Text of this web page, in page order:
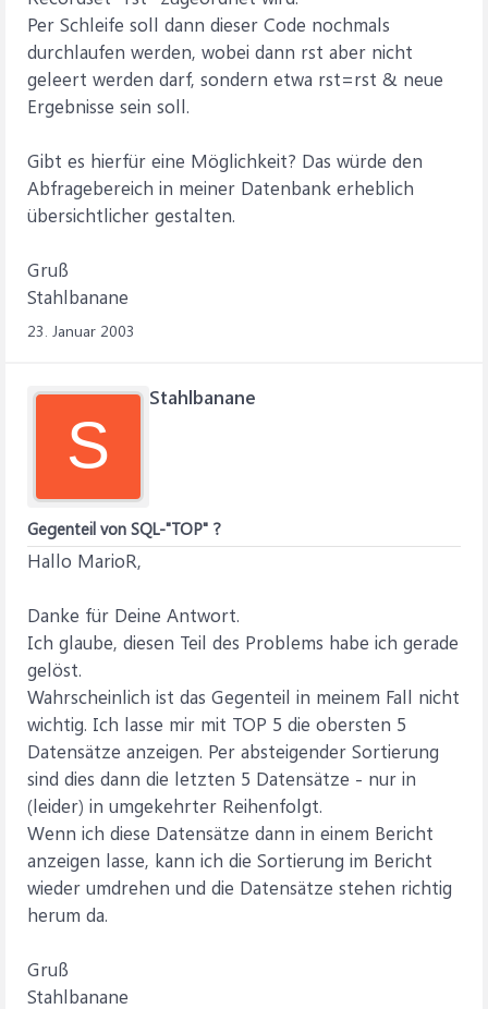
Per Schleife soll dann dieser Code nochmals
durchlaufen werden, wobei dann rst aber nicht
geleert werden darf, sondern etwa rst=rst & neue
Ergebnisse sein soll.
Gibt es hierfür eine Möglichkeit? Das würde den
Abfragebereich in meiner Datenbank erheblich
übersichtlicher gestalten.
Gruß
Stahlbanane
23. Januar 2003
S
Stahlbanane
Gegenteil von SQL-"TOP" ?
Hallo MarioR,
Danke für Deine Antwort.
Ich glaube, diesen Teil des Problems habe ich gerade
gelöst.
Wahrscheinlich ist das Gegenteil in meinem Fall nicht
wichtig. Ich lasse mir mit TOP 5 die obersten 5
Datensätze anzeigen. Per absteigender Sortierung
sind dies dann die letzten 5 Datensätze - nur in
(leider) in umgekehrter Reihenfolgt.
Wenn ich diese Datensätze dann in einem Bericht
anzeigen lasse, kann ich die Sortierung im Bericht
wieder umdrehen und die Datensätze stehen richtig
herum da.
Gruß
Stahlbanane